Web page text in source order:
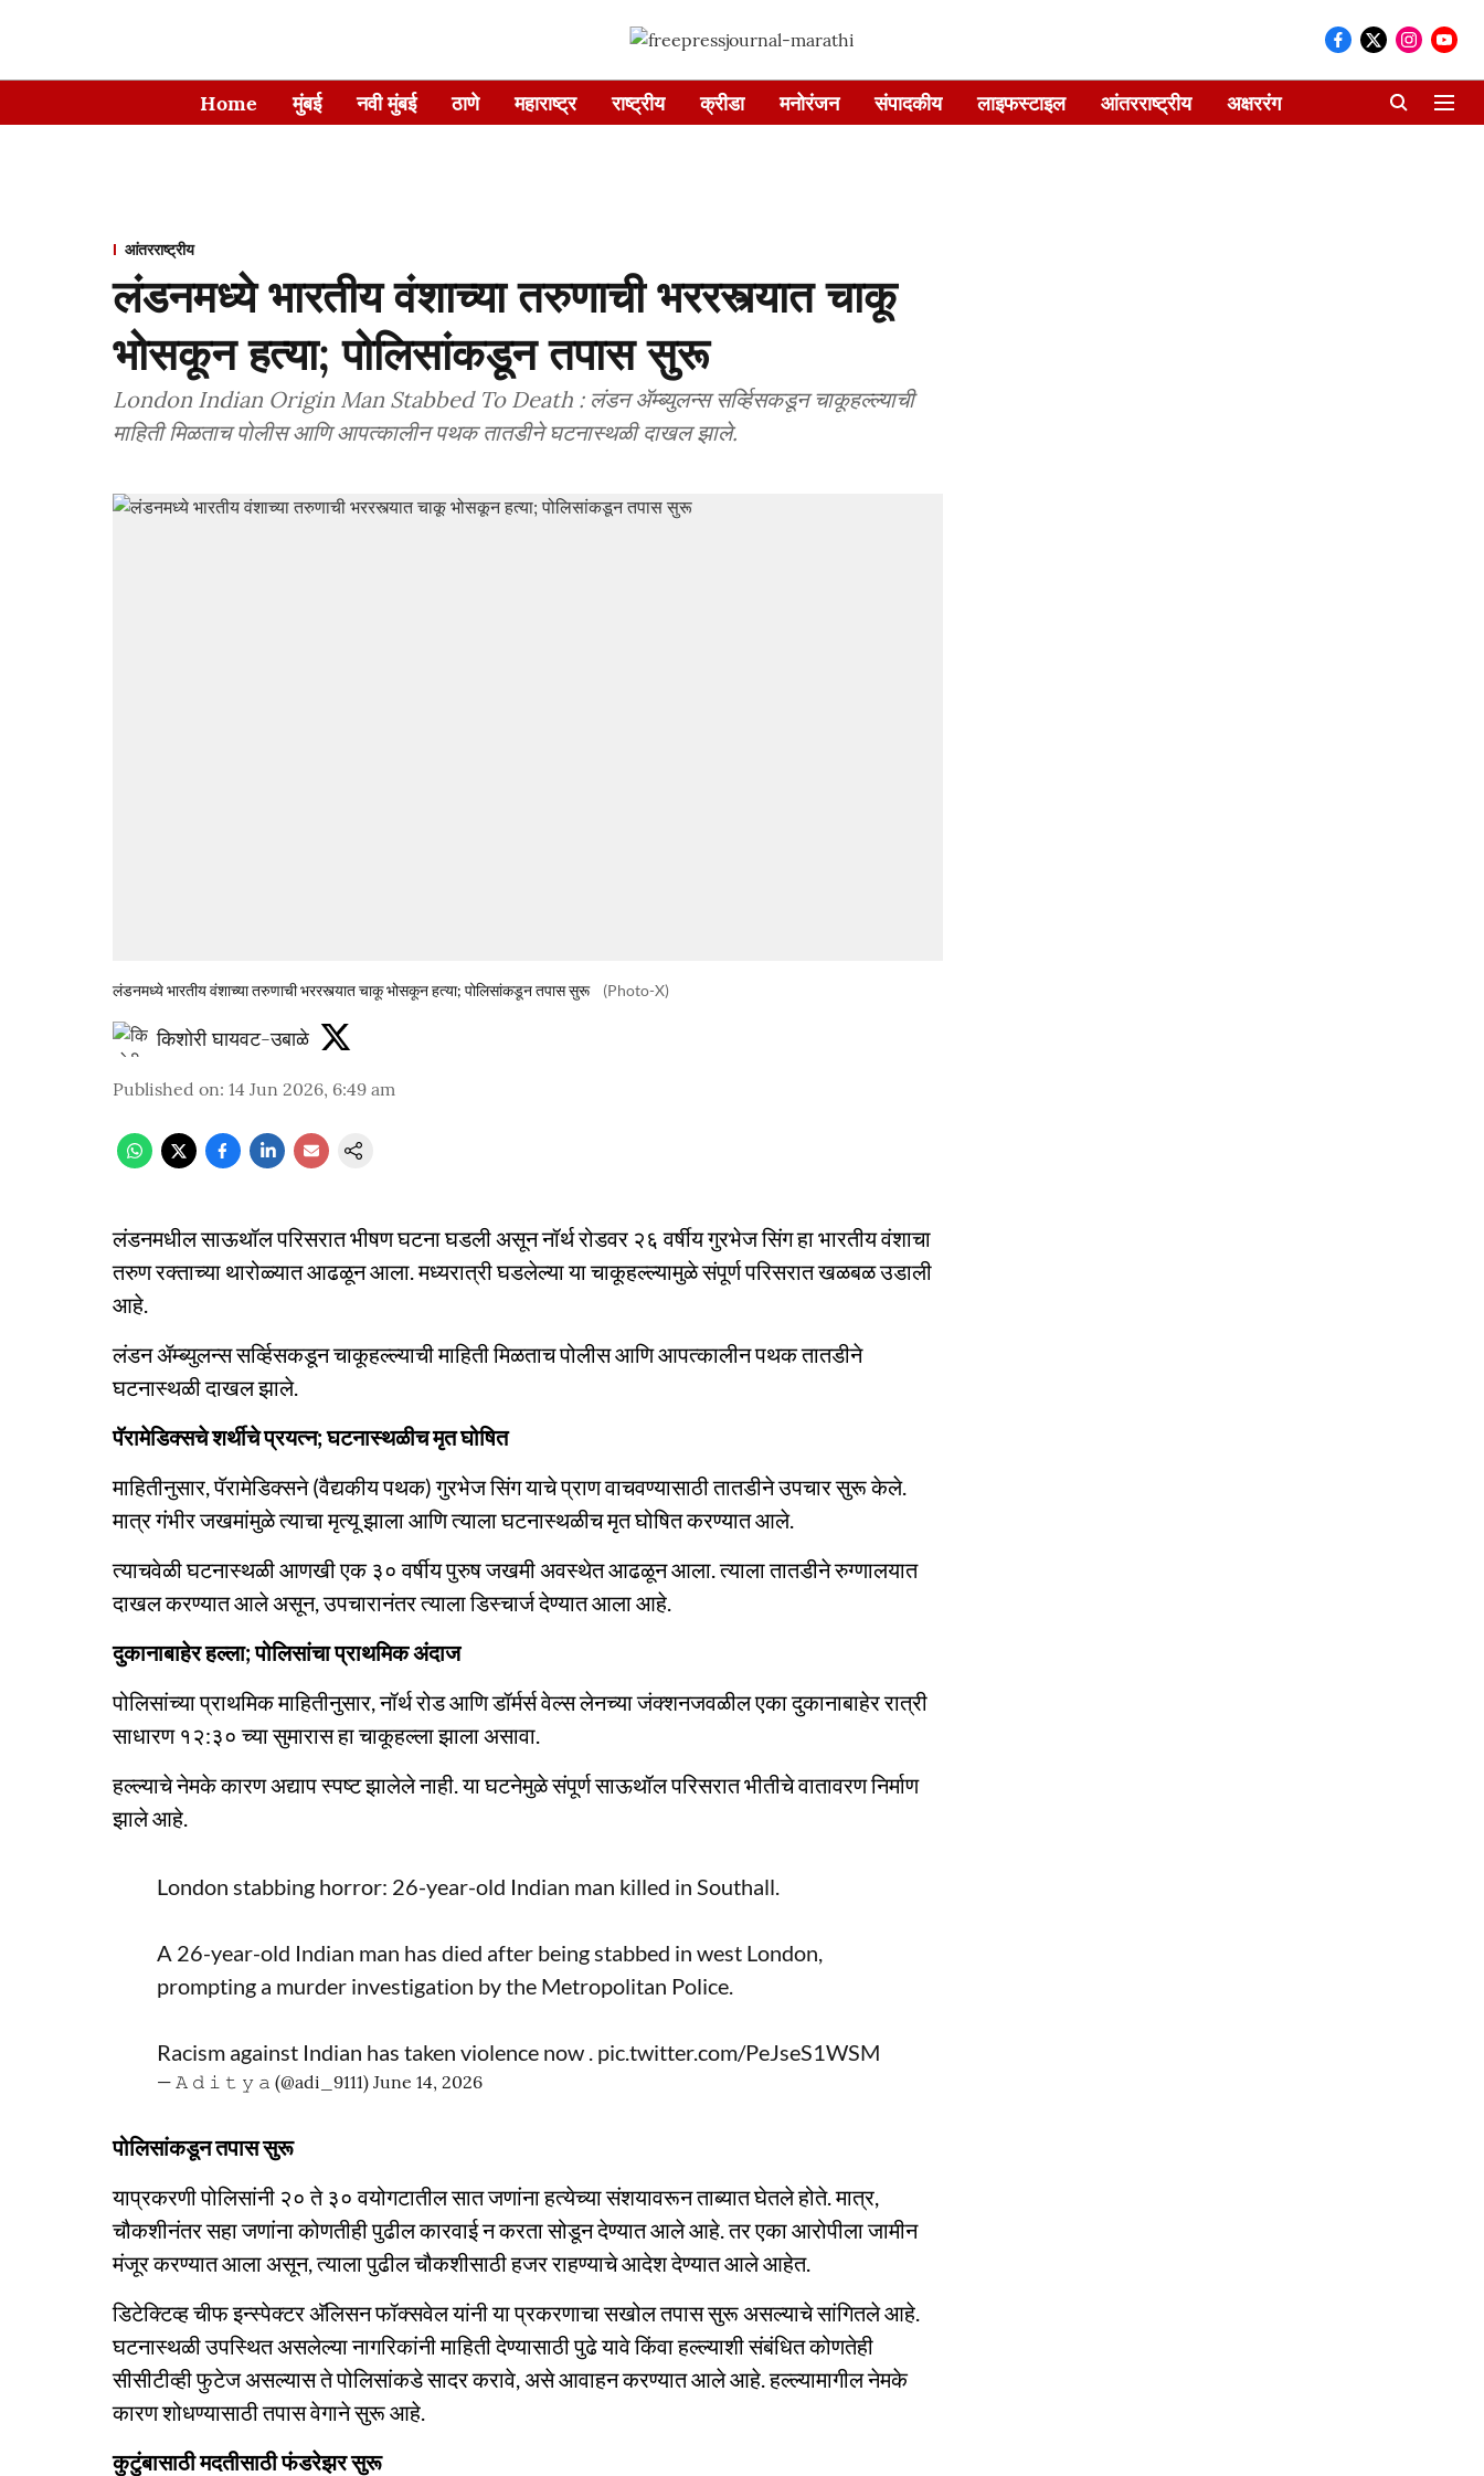
Home मुंबई नवी मुंबई ठाणे महाराष्ट्र राष्ट्रीय क्रीडा मनोरंजन संपादकीय लाइफस्टाइल आंतरराष्ट्रीय अक्षररंग
आंतरराष्ट्रीय
लंडनमध्ये भारतीय वंशाच्या तरुणाची भररस्त्यात चाकू
भोसकून हत्या; पोलिसांकडून तपास सुरू
London Indian Origin Man Stabbed To Death : लंडन ॲम्ब्युलन्स सर्व्हिसकडून चाकूहल्ल्याची
माहिती मिळताच पोलीस आणि आपत्कालीन पथक तातडीने घटनास्थळी दाखल झाले.
लंडनमध्ये भारतीय वंशाच्या तरुणाची भररस्त्यात चाकू भोसकून हत्या; पोलिसांकडून तपास सुरू (Photo-X)
किशोरी घायवट-उबाळे
Published on: 14 Jun 2026, 6:49 am
लंडनमधील साऊथॉल परिसरात भीषण घटना घडली असून नॉर्थ रोडवर २६ वर्षीय गुरभेज सिंग हा भारतीय वंशाचा
तरुण रक्ताच्या थारोळ्यात आढळून आला. मध्यरात्री घडलेल्या या चाकूहल्ल्यामुळे संपूर्ण परिसरात खळबळ उडाली
आहे.
लंडन ॲम्ब्युलन्स सर्व्हिसकडून चाकूहल्ल्याची माहिती मिळताच पोलीस आणि आपत्कालीन पथक तातडीने
घटनास्थळी दाखल झाले.
पॅरामेडिक्सचे शर्थीचे प्रयत्न; घटनास्थळीच मृत घोषित
माहितीनुसार, पॅरामेडिक्सने (वैद्यकीय पथक) गुरभेज सिंग याचे प्राण वाचवण्यासाठी तातडीने उपचार सुरू केले.
मात्र गंभीर जखमांमुळे त्याचा मृत्यू झाला आणि त्याला घटनास्थळीच मृत घोषित करण्यात आले.
त्याचवेळी घटनास्थळी आणखी एक ३० वर्षीय पुरुष जखमी अवस्थेत आढळून आला. त्याला तातडीने रुग्णालयात
दाखल करण्यात आले असून, उपचारानंतर त्याला डिस्चार्ज देण्यात आला आहे.
दुकानाबाहेर हल्ला; पोलिसांचा प्राथमिक अंदाज
पोलिसांच्या प्राथमिक माहितीनुसार, नॉर्थ रोड आणि डॉर्मर्स वेल्स लेनच्या जंक्शनजवळील एका दुकानाबाहेर रात्री
साधारण १२:३० च्या सुमारास हा चाकूहल्ला झाला असावा.
हल्ल्याचे नेमके कारण अद्याप स्पष्ट झालेले नाही. या घटनेमुळे संपूर्ण साऊथॉल परिसरात भीतीचे वातावरण निर्माण
झाले आहे.
London stabbing horror: 26-year-old Indian man killed in Southall.
A 26-year-old Indian man has died after being stabbed in west London,
prompting a murder investigation by the Metropolitan Police.
Racism against Indian has taken violence now . pic.twitter.com/PeJseS1WSM
— 𝙰 𝚍 𝚒 𝚝 𝚢 𝚊 (@adi_9111) June 14, 2026
पोलिसांकडून तपास सुरू
याप्रकरणी पोलिसांनी २० ते ३० वयोगटातील सात जणांना हत्येच्या संशयावरून ताब्यात घेतले होते. मात्र,
चौकशीनंतर सहा जणांना कोणतीही पुढील कारवाई न करता सोडून देण्यात आले आहे. तर एका आरोपीला जामीन
मंजूर करण्यात आला असून, त्याला पुढील चौकशीसाठी हजर राहण्याचे आदेश देण्यात आले आहेत.
डिटेक्टिव्ह चीफ इन्स्पेक्टर अ‍ॅलिसन फॉक्सवेल यांनी या प्रकरणाचा सखोल तपास सुरू असल्याचे सांगितले आहे.
घटनास्थळी उपस्थित असलेल्या नागरिकांनी माहिती देण्यासाठी पुढे यावे किंवा हल्ल्याशी संबंधित कोणतेही
सीसीटीव्ही फुटेज असल्यास ते पोलिसांकडे सादर करावे, असे आवाहन करण्यात आले आहे. हल्ल्यामागील नेमके
कारण शोधण्यासाठी तपास वेगाने सुरू आहे.
कुटुंबासाठी मदतीसाठी फंडरेझर सुरू